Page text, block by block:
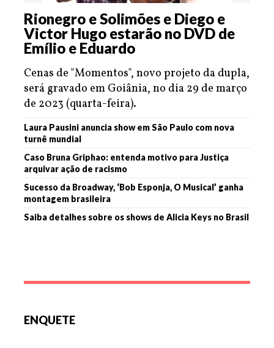
Rionegro e Solimões e Diego e
Victor Hugo estarão no DVD de
Emílio e Eduardo
Cenas de "Momentos", novo projeto da dupla,
será gravado em Goiânia, no dia 29 de março
de 2023 (quarta-feira).
Laura Pausini anuncia show em São Paulo com nova
turnê mundial
Caso Bruna Griphao: entenda motivo para Justiça
arquivar ação de racismo
Sucesso da Broadway, ‘Bob Esponja, O Musical’ ganha
montagem brasileira
Saiba detalhes sobre os shows de Alicia Keys no Brasil
ENQUETE